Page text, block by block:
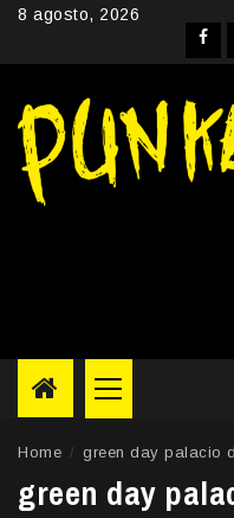
Skip8 agosto, 2026
Primary
Menu
Home green day palacio
green day